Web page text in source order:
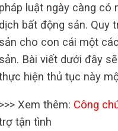
pháp luật ngày càng có
dịch bất động sản. Quy
sản cho con cái một
sản. Bài viết dưới đây
hiện thủ tục này
>>> Xem thêm: Công
tận tình